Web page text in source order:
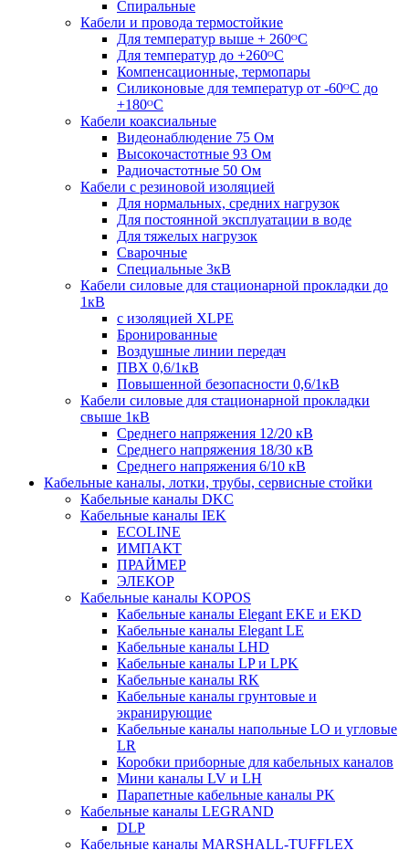
Спиральные
Кабели и провода термостойкие
Для температур выше + 260ᴼС
Для температур до +260ᴼС
Компенсационные, термопары
Силиконовые для температур от -60ᴼC до
+180ᴼС
Кабели коаксиальные
Видеонаблюдение 75 Ом
Высокочастотные 93 Ом
Радиочастотные 50 Ом
Кабели с резиновой изоляцией
Для нормальных, средних нагрузок
Для постоянной эксплуатации в воде
Для тяжелых нагрузок
Сварочные
Специальные 3кВ
Кабели силовые для стационарной прокладки до
1кВ
c изоляцией XLPE
Бронированные
Воздушные линии передач
ПВХ 0,6/1кВ
Повышенной безопасности 0,6/1кВ
Кабели силовые для стационарной прокладки
свыше 1кВ
Среднего напряжения 12/20 кВ
Среднего напряжения 18/30 кВ
Среднего напряжения 6/10 кВ
Кабельные каналы, лотки, трубы, сервисные стойки
Кабельные каналы DKC
Кабельные каналы IEK
ECOLINE
ИМПАКТ
ПРАЙМЕР
ЭЛЕКОР
Кабельные каналы KOPOS
Кабельные каналы Elegant EKE и EKD
Кабельные каналы Elegant LE
Кабельные каналы LHD
Кабельные каналы LP и LPK
Кабельные каналы RK
Кабельные каналы грунтовые и
экранирующие
Кабельные каналы напольные LO и угловые
LR
Коробки приборные для кабельных каналов
Мини каналы LV и LH
Парапетные кабельные каналы PK
Кабельные каналы LEGRAND
DLP
Кабельные каналы MARSHALL-TUFFLEX